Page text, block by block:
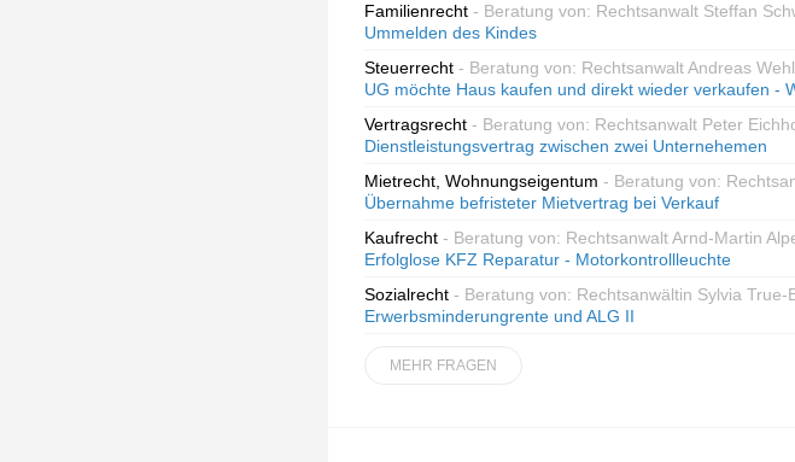
Familienrecht - Beratung von: Rechtsanwalt Steffan
Ummelden des Kindes
Steuerrecht - Beratung von: Rechtsanwalt Andreas
UG möchte Haus kaufen und direkt wieder verkaufen -
Vertragsrecht - Beratung von: Rechtsanwalt Peter
Dienstleistungsvertrag zwischen zwei Unternehemen
Mietrecht, Wohnungseigentum - Beratung von:
Übernahme befristeter Mietvertrag bei Verkauf
Kaufrecht - Beratung von: Rechtsanwalt Arnd-Martin
Erfolglose KFZ Reparatur - Motorkontrollleuchte
Sozialrecht - Beratung von: Rechtsanwältin Sylvia True-
Erwerbsminderungrente und ALG II
MEHR FRAGEN